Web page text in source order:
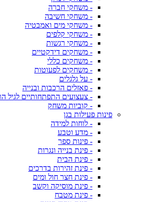
- משחקי חברה
- משחקי חשיבה
- משחקי מים ואמבטיה
- משחקי קלפים
- משחקי רגשות
- משחקים דידקטיים
- משחקים כללי
- משחקים לפעוטות
- על גלגלים
- פאזלים הרכבות ובנייה
- צעצועים התפתחותיים לגיל
- קוביות משחק
פינות פעילות בגן
- לוחות למידה
- מדע וטבע
- פינות ספר
- פינת בנייה ונגרות
- פינת הבית
- פינת זהירות בדרכים
- פינת חצר חול ומים
- פינת מוסיקה וקשב
- פינת מטבח